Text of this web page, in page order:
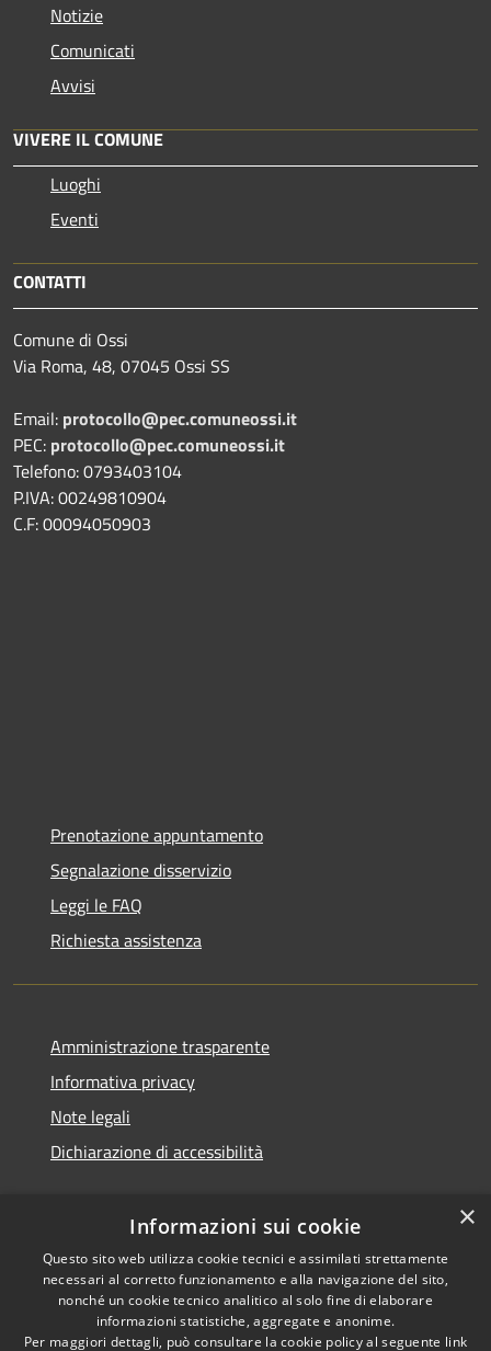
Notizie
Comunicati
Avvisi
VIVERE IL COMUNE
Luoghi
Eventi
CONTATTI
Comune di Ossi
Via Roma, 48, 07045 Ossi SS
Email: protocollo@pec.comuneossi.it
PEC: protocollo@pec.comuneossi.it
Telefono: 0793403104
P.IVA: 00249810904
C.F: 00094050903
Prenotazione appuntamento
Segnalazione disservizio
Leggi le FAQ
Richiesta assistenza
Amministrazione trasparente
Informativa privacy
Note legali
Dichiarazione di accessibilità
RSS
Copyright © 2026 • Comune di
×
Informazioni sui cookie
Questo sito web utilizza cookie tecnici e assimilati strettamente
necessari al corretto funzionamento e alla navigazione del sito,
nonché un cookie tecnico analitico al solo fine di elaborare
informazioni statistiche, aggregate e anonime.
Per maggiori dettagli, può consultare la cookie policy al seguente link